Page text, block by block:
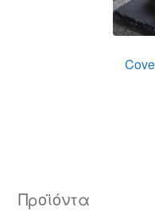
Προϊόντα